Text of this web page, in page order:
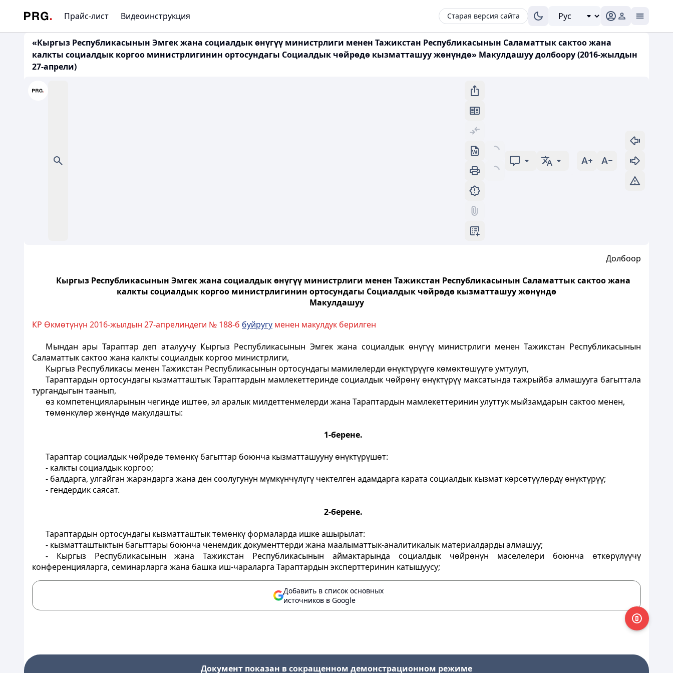
Прайс-лист Видеоинструкция Старая версия сайта
«Кыргыз Республикасынын Эмгек жана социалдык өнүгүү министрлиги менен Тажикстан Республикасынын Саламаттык сактоо жана
калкты социалдык коргоо министрлигинин ортосундагы Социалдык чөйрөдө кызматташуу жөнүндө» Макулдашуу долбоору (2016-жылдын
27-апрели)
Долбоор
Кыргыз Республикасынын Эмгек жана социалдык өнүгүү министрлиги менен Тажикстан Республикасынын Саламаттык сактоо жана
калкты социалдык коргоо министрлигинин ортосундагы Социалдык чөйрөдө кызматташуу жөнүндө
Макулдашуу
КР Өкмөтүнүн 2016-жылдын 27-апрелиндеги № 188-б буйругу менен макулдук берилген
Мындан ары Тараптар деп аталуучу Кыргыз Республикасынын Эмгек жана социалдык өнүгүү министрлиги менен Тажикстан Республикасынын
Саламаттык сактоо жана калкты социалдык коргоо министрлиги,
Кыргыз Республикасы менен Тажикстан Республикасынын ортосундагы мамилелерди өнүктүрүүгө көмөктөшүүгө умтулуп,
Тараптардын ортосундагы кызматташтык Тараптардын мамлекеттеринде социалдык чөйрөнү өнүктүрүү максатында тажрыйба алмашууга багыттала
тургандыгын таанып,
өз компетенцияларынын чегинде иштөө, эл аралык милдеттенмелерди жана Тараптардын мамлекеттеринин улуттук мыйзамдарын сактоо менен,
төмөнкүлөр жөнүндө макулдашты:
1-берене.
Тараптар социалдык чөйрөдө төмөнкү багыттар боюнча кызматташууну өнүктүрүшөт:
- калкты социалдык коргоо;
- балдарга, улгайган жарандарга жана ден соолугунун мүмкүнчүлүгү чектелген адамдарга карата социалдык кызмат көрсөтүүлөрдү өнүктүрүү;
- гендердик саясат.
2-берене.
Тараптардын ортосундагы кызматташтык төмөнкү формаларда ишке ашырылат:
- кызматташтыктын багыттары боюнча ченемдик документтерди жана маалыматтык-аналитикалык материалдарды алмашуу;
- Кыргыз Республикасынын жана Тажикстан Республикасынын аймактарында социалдык чөйрөнүн маселелери боюнча өткөрүлүүчү
конференцияларга, семинарларга жана башка иш-чараларга Тараптардын эксперттеринин катышуусу;
Добавить в список основных
источников в Google
Документ показан в сокращенном демонстрационном режиме